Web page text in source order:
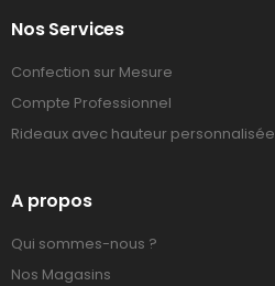
Nos Services
Confection sur Mesure
Compte Professionnel
Rideaux avec hauteur personnalisée
A propos
Qui sommes-nous ?
Nos Magasins